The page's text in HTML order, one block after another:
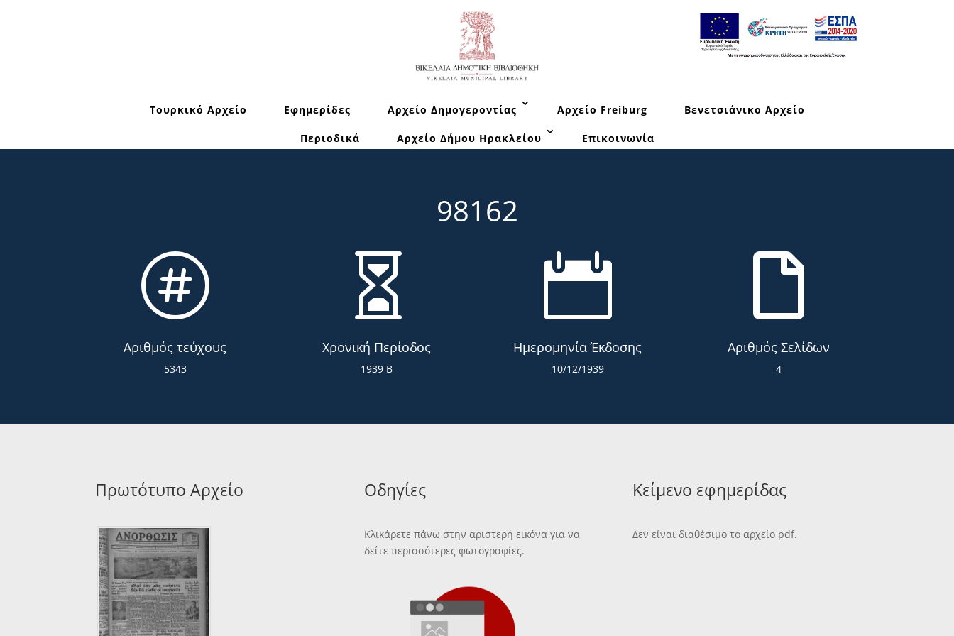
Τουρκικό Αρχείο Εφημερίδες Αρχείο Δημογεροντίας Αρχείο Freiburg Βενετσιάνικο Αρχείο
Περιοδικά Αρχείο Δήμου Ηρακλείου Επικοινωνία
98162

Αριθμός τεύχους
5343

Χρονική Περίοδος
1939 Β

Ημερομηνία Έκδοσης
10/12/1939

Αριθμός Σελίδων
4
Πρωτότυπο Αρχείο Οδηγίες
Κλικάρετε πάνω στην αριστερή εικόνα για να
δείτε περισσότερες φωτογραφίες.
Κείμενο εφημερίδας
Δεν είναι διαθέσιμο το αρχείο pdf.